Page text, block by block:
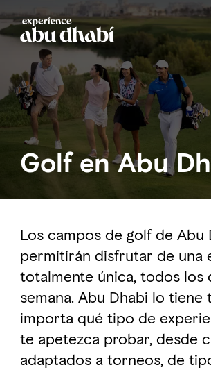
Qué hacer
Qué visitar en Abu
Planifica tu viaje
Golf en Abu
Los campos de golf de Abu
permitirán disfrutar de una
totalmente única, todos los
semana. Abu Dhabi lo tiene
importa qué tipo de
te apetezca probar, desde
adaptados a torneos, de